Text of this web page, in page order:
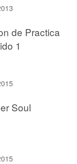
de Practica
1
Soul